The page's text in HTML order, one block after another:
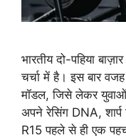
भारतीय दो-पहिया
चर्चा में है। इस बार
मॉडल, जिसे लेकर युवाओं
अपने रेसिंग DNA,
R15 पहले से ही एक